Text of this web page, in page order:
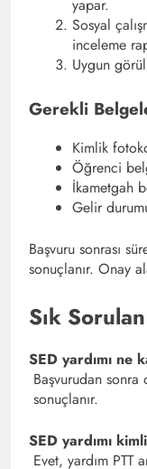
yapar.
Sosyal
inceleme
Uygun
Gerekli
Kimlik
Öğrenci
İkametgah
Gelir
Başvuru sonrası
sonuçlanır. Onay
Sık
SED yardımı ne
Başvurudan
sonuçlanır.
SED yardımı
Evet, yardım PTT